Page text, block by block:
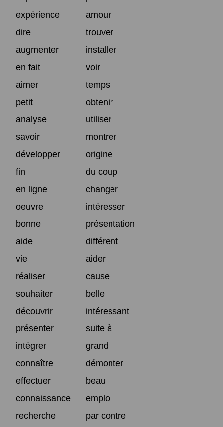
expérience
amour
dire
trouver
augmenter
installer
en fait
voir
aimer
temps
petit
obtenir
analyse
utiliser
savoir
montrer
développer
origine
fin
du coup
en ligne
changer
oeuvre
intéresser
bonne
présentation
aide
différent
vie
aider
réaliser
cause
souhaiter
belle
découvrir
intéressant
présenter
suite à
intégrer
grand
connaître
démonter
effectuer
beau
connaissance
emploi
recherche
par contre